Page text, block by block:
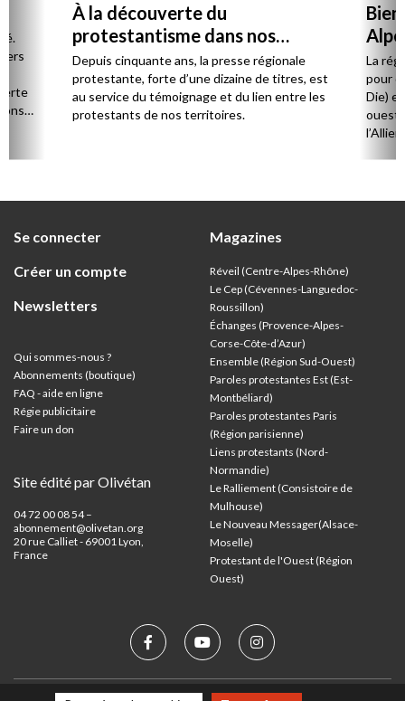
À la découverte du
protestantisme dans nos
régions
Depuis cinquante ans, la presse régionale
protestante, forte d’une dizaine de titres, est
au service du témoignage et du lien entre les
protestants de nos territoires.
La
pour
Die)
ouest,
Se connecter
Créer un compte
Newsletters
Qui sommes-nous ?
Abonnements (boutique)
FAQ - aide en ligne
Régie publicitaire
Faire un don
Site édité par Olivétan
04 72 00 08 54 –
abonnement@olivetan.org
20 rue Calliet - 69001 Lyon,
France
Magazines
Réveil (Centre-Alpes-Rhône)
Le Cep (Cévennes-Languedoc-
Roussillon)
Échanges (Provence-Alpes-
Corse-Côte-d’Azur)
Ensemble (Région Sud-Ouest)
Paroles protestantes Est (Est-
Montbéliard)
Paroles protestantes Paris
(Région parisienne)
Liens protestants (Nord-
Normandie)
Le Ralliement (Consistoire de
Mulhouse)
Le Nouveau Messager(Alsace-
Moselle)
Protestant de l'Ouest (Région
Ouest)